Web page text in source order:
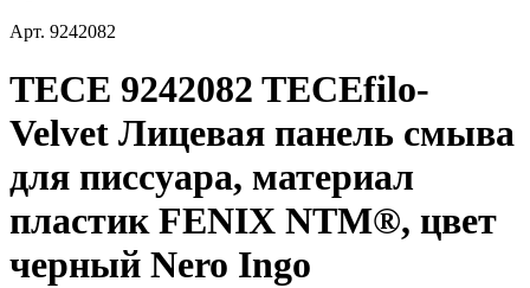
Арт. 9242082
TECE 9242082 TECEfilo-
Velvet Лицевая панель смыва
для писсуара, материал
пластик FENIX NTM®, цвет
черный Nero Ingo